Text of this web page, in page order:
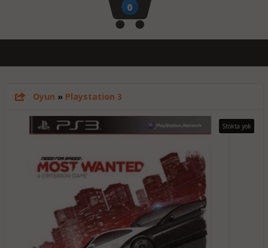
0
Oyun » Playstation 3
Stokta yok